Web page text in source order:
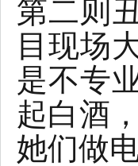
第二则
目现场
是不专
起白酒
她们做